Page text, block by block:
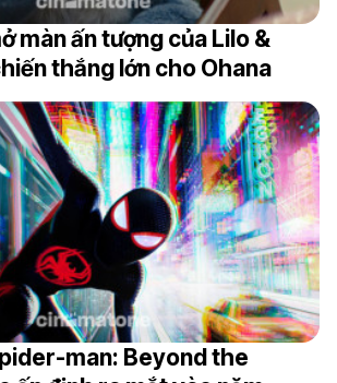
màn ấn tượng của Lilo &
thắng lớn cho Ohana
man: Beyond the